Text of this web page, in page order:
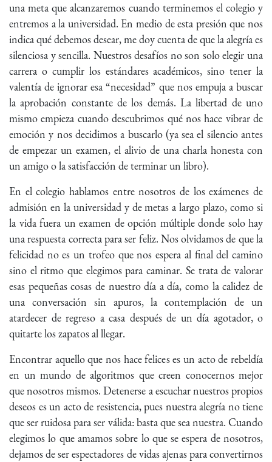
una meta que alcanzaremos cuando terminemos el colegio y
entremos a la universidad. En medio de esta presión que nos
indica qué debemos desear, me doy cuenta de que la alegría es
silenciosa y sencilla. Nuestros desafíos no son solo elegir una
carrera o cumplir los estándares académicos, sino tener la
valentía de ignorar esa “necesidad” que nos empuja a buscar
la aprobación constante de los demás. La libertad de uno
mismo empieza cuando descubrimos qué nos hace vibrar de
emoción y nos decidimos a buscarlo (ya sea el silencio antes
de empezar un examen, el alivio de una charla honesta con
un amigo o la satisfacción de terminar un libro).
En el colegio hablamos entre nosotros de los exámenes de
admisión en la universidad y de metas a largo plazo, como si
la vida fuera un examen de opción múltiple donde solo hay
una respuesta correcta para ser feliz. Nos olvidamos de que la
felicidad no es un trofeo que nos espera al final del camino
sino el ritmo que elegimos para caminar. Se trata de valorar
esas pequeñas cosas de nuestro día a día, como la calidez de
una conversación sin apuros, la contemplación de un
atardecer de regreso a casa después de un día agotador, o
quitarte los zapatos al llegar.
Encontrar aquello que nos hace felices es un acto de rebeldía
en un mundo de algoritmos que creen conocernos mejor
que nosotros mismos. Detenerse a escuchar nuestros propios
deseos es un acto de resistencia, pues nuestra alegría no tiene
que ser ruidosa para ser válida: basta que sea nuestra. Cuando
elegimos lo que amamos sobre lo que se espera de nosotros,
dejamos de ser espectadores de vidas ajenas para convertirnos